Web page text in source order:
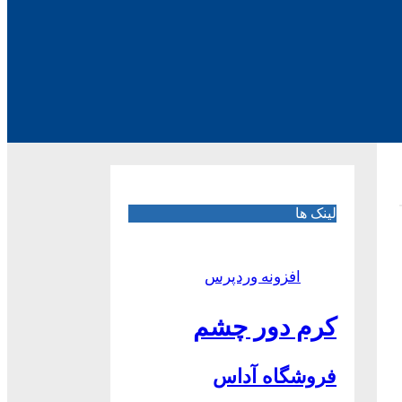
لینک ها
افزونه وردپرس
کرم دور چشم
فروشگاه آداس